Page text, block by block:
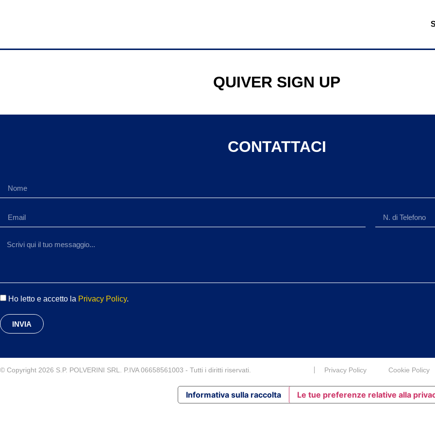
QUIVER SIGN UP
CONTATTACI
Ho letto e accetto la Privacy Policy.
INVIA
© Copyright 2026 S.P. POLVERINI SRL. P.IVA 06658561003 - Tutti i diritti riservati. Privacy Policy Cookie Policy
Informativa sulla raccolta Le tue preferenze relative alla